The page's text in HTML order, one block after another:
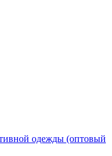
одежды (оптовый